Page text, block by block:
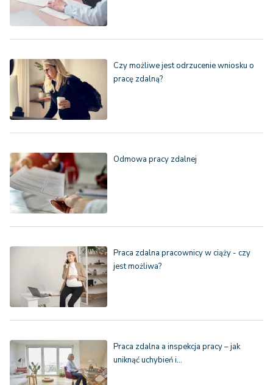
Czy możliwe jest odrzucenie wniosku o
pracę zdalną?
Odmowa pracy zdalnej
Praca zdalna pracownicy w ciąży - czy
jest możliwa?
Praca zdalna a inspekcja pracy – jak
uniknąć uchybień i…